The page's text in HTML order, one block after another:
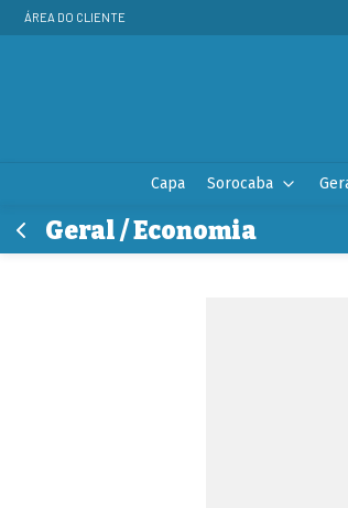
ÁREA DO CLIENTE
Capa Sorocaba
Geral / Economia